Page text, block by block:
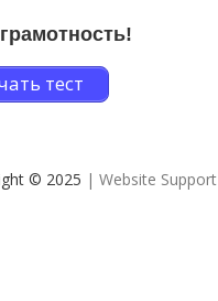
тест
© 2025 | Website Support